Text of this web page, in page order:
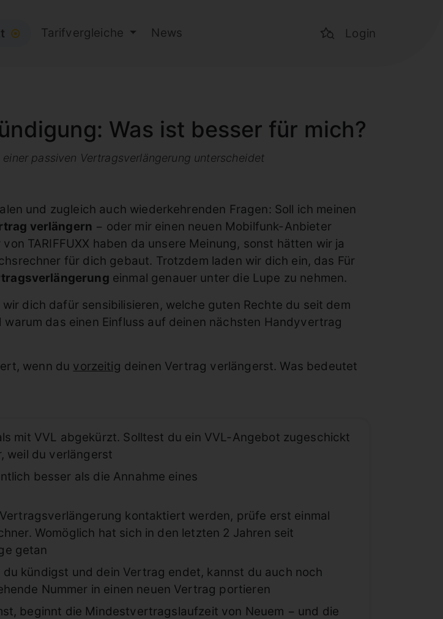
⦿ Tarifvergleiche News Login
Was ist besser für mich?
passiven Vertragsverlängerung unterscheidet
und zugleich auch wiederkehrenden Fragen: Soll ich meinen
verlängern − oder mir einen neuen Mobilfunk-Anbieter
TARIFFUXX haben da unsere Meinung, sonst hätten wir ja
für dich gebaut. Trotzdem laden wir dich ein, das Für
einmal genauer unter die Lupe zu nehmen.
dich dafür sensibilisieren, welche guten Rechte du seit dem
warum das einen Einfluss auf deinen nächsten Handyvertrag
wenn du vorzeitig deinen Vertrag verlängerst. Was bedeutet
mit VVL abgekürzt. Solltest du ein VVL-Angebot zugeschickt
weil du verlängerst
besser als die Annahme eines
kontaktiert werden, prüfe erst einmal
Womöglich hat sich in den letzten 2 Jahren seit
getan
kündigst und dein Vertrag endet, kannst du auch noch
Nummer in einen neuen Vertrag portieren
beginnt die Mindestvertragslaufzeit von Neuem − und die